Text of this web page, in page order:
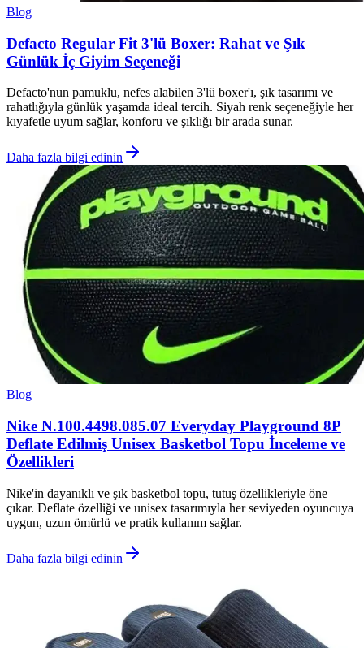
Blog
Defacto Regular Fit 3'lü Boxer: Rahat ve Şık
Günlük İç Giyim Seçeneği
Defacto'nun pamuklu, nefes alabilen 3'lü boxer'ı, şık tasarımı ve
rahatlığıyla günlük yaşamda ideal tercih. Siyah renk seçeneğiyle her
kıyafetle uyum sağlar, konforu ve şıklığı bir arada sunar.
Daha fazla bilgi edinin
Blog
Nike N.100.4498.085.07 Everyday Playground 8P
Deflate Edilmiş Unisex Basketbol Topu İnceleme ve
Özellikleri
Nike'in dayanıklı ve şık basketbol topu, tutuş özellikleriyle öne
çıkar. Deflate özelliği ve unisex tasarımıyla her seviyeden oyuncuya
uygun, uzun ömürlü ve pratik kullanım sağlar.
Daha fazla bilgi edinin